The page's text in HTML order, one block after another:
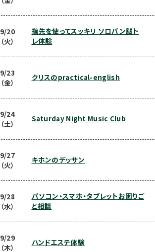
9/20
（火）
指先を使ってスッキリ ソロバン脳ト
レ体験
9/23
（金）
クリスのpractical-english
9/24
（土）
Saturday Night Music Club
9/27
（火）
キホンのデッサン
9/28
（水）
パソコン・スマホ・タブレットお困りご
と相談
9/29
（木）
ハンドエステ体験